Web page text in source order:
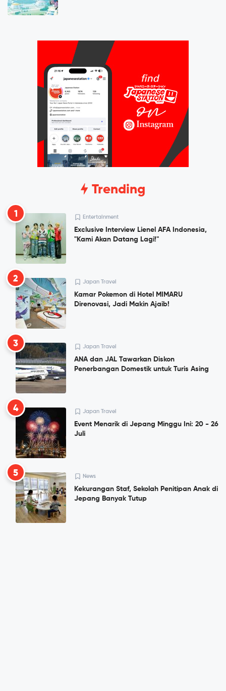
Trending
1 Entertainment
Exclusive Interview Lienel AFA Indonesia,
"Kami Akan Datang Lagi!"
2 Japan Travel
Kamar Pokemon di Hotel MIMARU
Direnovasi, Jadi Makin Ajaib!
3 Japan Travel
ANA dan JAL Tawarkan Diskon
Penerbangan Domestik untuk Turis Asing
4 Japan Travel
Event Menarik di Jepang Minggu Ini: 20 - 26
Juli
5 News
Kekurangan Staf, Sekolah Penitipan Anak di
Jepang Banyak Tutup